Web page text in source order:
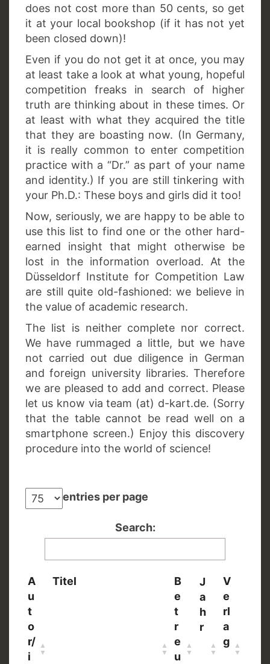
does not cost more than 50 cents, so get
it at your local bookshop (if it has not yet
been closed down)!
Even if you do not get it at once, you may
at least take a look at what young, hopeful
competition freaks in search of higher
truth are thinking about in these times. Or
at least with what they acquired the title
that they are boasting now. (In Germany,
it is really common to enter competition
practice with a “Dr.” as part of your name
and identity.) If you are still tinkering with
your Ph.D.: These boys and girls did it too!
Now, seriously, we are happy to be able to
use this list to find one or the other hard-
earned insight that might otherwise be
lost in the information overload. At the
Düsseldorf Institute for Competition Law
are still quite old-fashioned: we believe in
the value of academic research.
The list is neither complete nor correct.
We have rummaged a little, but we have
not carried out due diligence in German
and foreign university libraries. Therefore
we are pleased to add and correct. Please
let us know via team (at) d-kart.de. (Sorry
that the table cannot be read well on a
smartphone screen.) Enjoy this discovery
procedure into the world of science!
entries per page
Search:
A
u
t
o
r/
i
Titel
B
e
t
r
e
u
J
a
h
r
V
e
rl
a
g